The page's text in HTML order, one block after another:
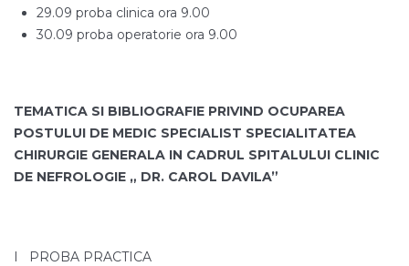
29.09 proba clinica ora 9.00
30.09 proba operatorie ora 9.00
TEMATICA SI BIBLIOGRAFIE PRIVIND OCUPAREA
POSTULUI DE MEDIC SPECIALIST SPECIALITATEA
CHIRURGIE GENERALA IN CADRUL SPITALULUI CLINIC
DE NEFROLOGIE „ DR. CAROL DAVILA”
I PROBA PRACTICA